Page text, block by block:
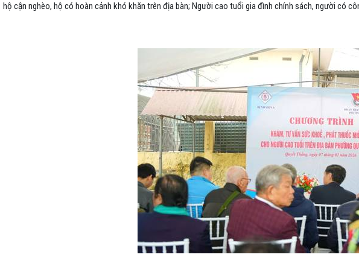
hộ cận nghèo, hộ có hoàn cảnh khó khăn trên địa bàn; Người cao tuổi gia đình chính sách, người có